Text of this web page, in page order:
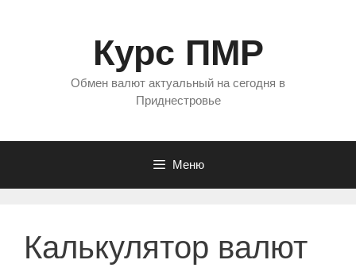
Курс ПМР
Обмен валют актуальный на сегодня в
Приднестровье
Меню
Калькулятор валют